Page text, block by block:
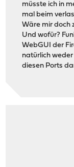
müsste ich in
mal beim
Wäre mir doch
Und wofür?
WebGUI der
natürlich
diesen Ports